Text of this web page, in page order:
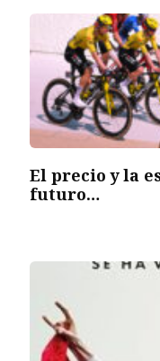
El precio y la
futuro…